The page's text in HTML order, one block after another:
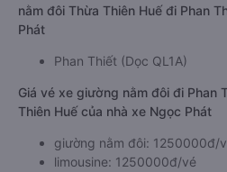
nằm đôi Thừa Thiên Huế đi Phan
Phát
Phan Thiết (Dọc QL1A)
Giá vé xe giường nằm đôi đi Phan
Thiên Huế của nhà xe Ngọc Phát
giường nằm đôi: 1250000đ/
limousine: 1250000đ/vé